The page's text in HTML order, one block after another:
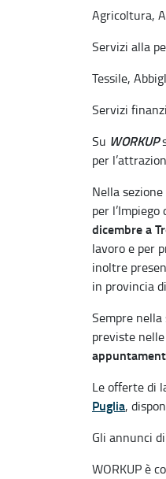
Agricoltura,
Servizi alla
Tessile,
Servizi
Su WORKUP
per
Nella
per
dicembre a
lavoro e per
inoltre
in provincia
Sempre nella
previste
Le offerte di
Puglia,
Gli annunci
WORKUP è